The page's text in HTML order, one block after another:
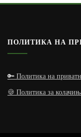
ПОЛИТИКА НА
🔑 Политика на
🍪 Политика за